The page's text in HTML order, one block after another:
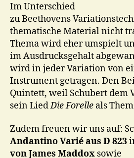
Im Unterschied
zu Beethovens
thematische Material nicht
Thema wird eher umspielt
im Ausdrucksgehalt
wird in jeder Variation von
Instrument getragen. Den
Quintett, weil Schubert dem
sein LiedDie Forelle als
Zudem freuen wir uns auf:
Andantino Varié aus D 823
von James Maddox sowie